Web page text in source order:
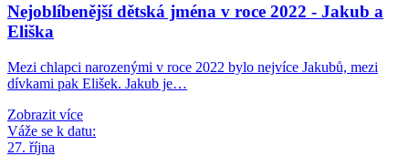
Nejoblíbenější dětská jména v roce 2022 - Jakub a
Eliška
Mezi chlapci narozenými v roce 2022 bylo nejvíce Jakubů, mezi
dívkami pak Elišek. Jakub je…
Zobrazit více
Váže se k datu:
27. října